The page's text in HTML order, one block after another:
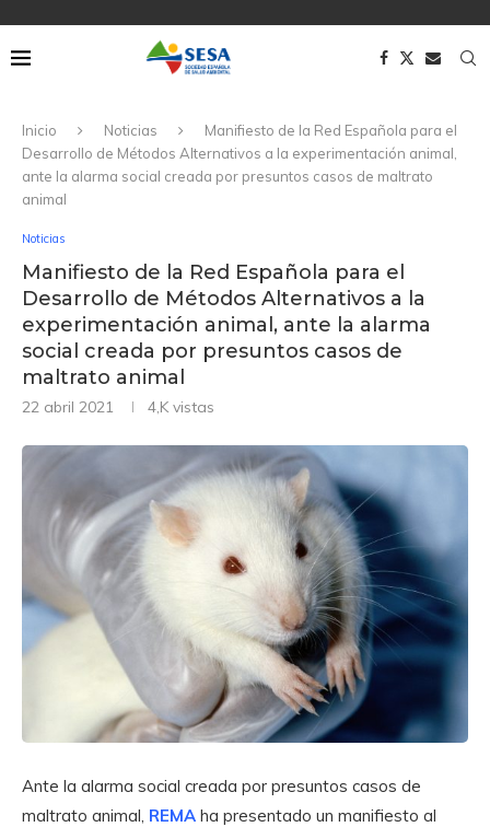
Inicio Noticias
Manifiesto de la Red Española para el
Desarrollo de Métodos Alternativos a la experimentación animal,
ante la alarma social creada por presuntos casos de maltrato
animal
Noticias
Manifiesto de la Red Española para el
Desarrollo de Métodos Alternativos a la
experimentación animal, ante la alarma
social creada por presuntos casos de
maltrato animal
22 abril 2021 4,K vistas
Ante la alarma social creada por presuntos casos de
maltrato animal, REMA ha presentado un manifiesto al